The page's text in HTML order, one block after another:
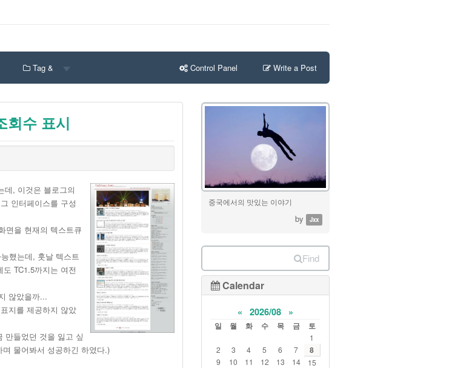
Tag & Control Panel Write a Post
회수 표시
데, 이것은 블로그의
인터페이스를 구성
면을 현재의 텍스트큐
했는데, 훗날 텍스트
TC1.5까지는 여전
않았을까...
지를 제공하지 않았
만들었던 것을 잃고 싶
물어봐서 성공하긴 하였다.)
중국에서의 맛있는 이야기
by Jxx
Find
Calendar
« 2026/08 »
일 월 화 수 목 금 토
1
2
3 4 5 6 7 8
9 10 11 12 13 14
15